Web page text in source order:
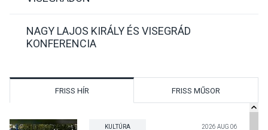
NAGY LAJOS KIRÁLY ÉS VISEGRÁD
KONFERENCIA
FRISS HÍR FRISS MŰSOR
KULTÚRA 2026 AUG 06